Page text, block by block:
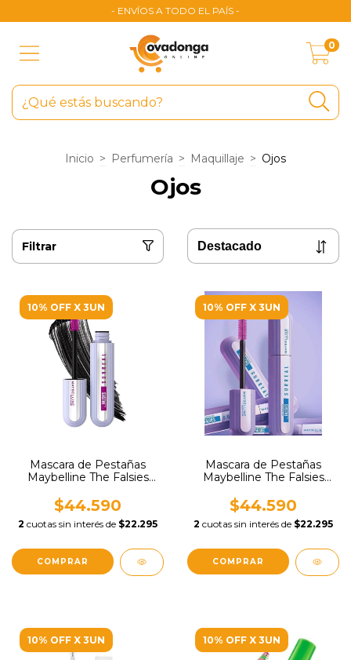
- ENVÍOS A TODO EL PAÍS -
0
Inicio > Perfumería > Maquillaje > Ojos
Ojos
Filtrar
10% OFF X 3UN
Mascara de Pestañas
Maybelline The Falsies
$44.590
2 cuotas sin interés de $22.295
10% OFF X 3UN
Mascara de Pestañas
Maybelline The Falsies
$44.590
2 cuotas sin interés de $22.295
10% OFF X 3UN 10% OFF X 3UN